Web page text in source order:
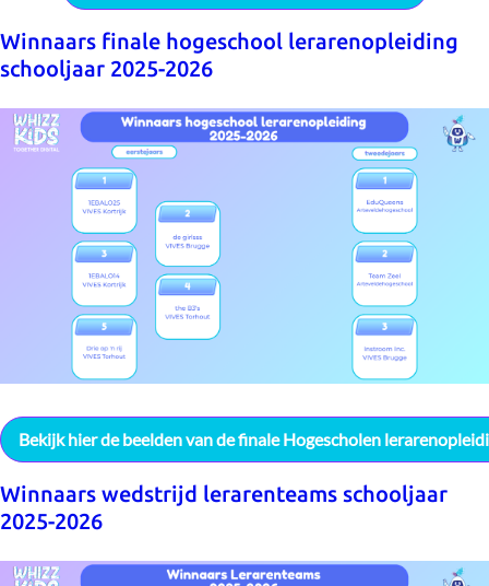
Winnaars finale hogeschool lerarenopleiding
schooljaar 2025-2026
Bekijk hier de beelden van de finale Hogescholen
Winnaars wedstrijd lerarenteams schooljaar
2025-2026